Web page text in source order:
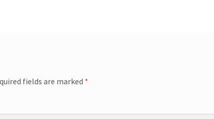
fields are marked *